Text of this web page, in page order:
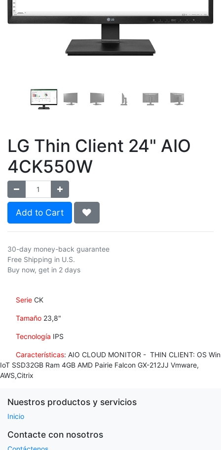
LG Thin Client 24" AIO
4CK550W
Add to Cart
30-day money-back guarantee
Free Shipping in U.S.
Buy now, get in 2 days
Serie CK
Tamaño 23,8"
Tecnología IPS
Características: AIO CLOUD MONITOR - THIN CLIENT: OS Win
IoT SSD32GB Ram 4GB AMD Pairie Falcon GX-212JJ Vmware,
AWS,Citrix
Nuestros productos y servicios
Inicio
Contacte con nosotros